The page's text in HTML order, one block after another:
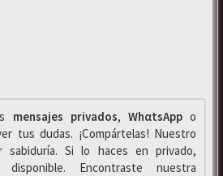
mensajes privados, WhαtsAppo
tus dudas. ¡Compártelas! Nuestro
sabiduría. Si lo haces en privado,
Encontraste nuestra